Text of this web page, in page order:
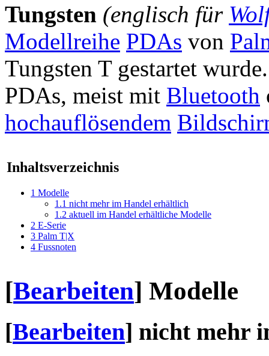
Tungsten (englisch für
Modellreihe PDAs von
Tungsten T gestartet
PDAs, meist mit Bluetooth
hochauflösendem
Inhaltsverzeichnis
1 Modelle
1.1 nicht mehr im Handel erhältlich
1.2 aktuell im Handel erhältliche Modelle
2 E-Serie
3 Palm T|X
4 Fussnoten
[Bearbeiten] Modelle
[Bearbeiten] nicht mehr